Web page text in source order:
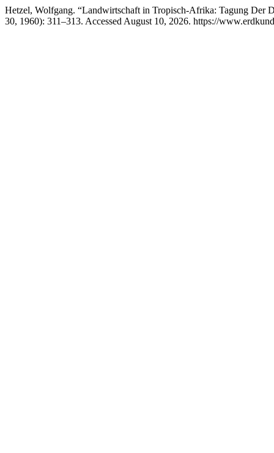
Hetzel, Wolfgang. “Landwirtschaft in Tropisch-Afrika: Tagung Der
30, 1960): 311–313. Accessed August 10, 2026. https://